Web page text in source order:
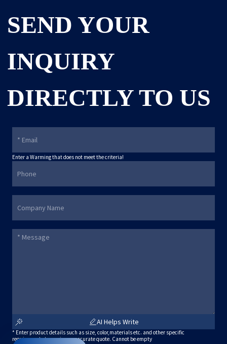
SEND YOUR
INQUIRY
DIRECTLY TO US
Enter a Warming that does not meet the criteria!
* Enter product details such as size, color,materials etc. and other specific
requirements to receive an accurate quote. Cannot be empty
AI Helps Write